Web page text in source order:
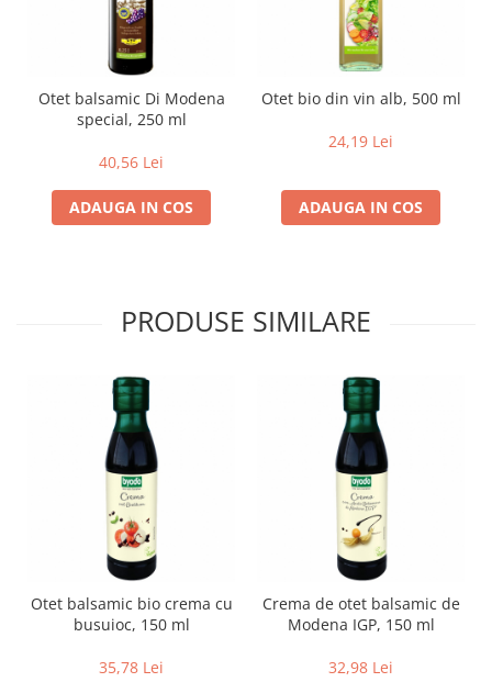
Crenvursti si pateu din carne bio
Pateu bio si creme vegetale
Produse din tomate
Sosuri bio din tomate
Sucuri si bauturi bio
Lapte bio si bauturi vegetale
Superalimente
Superalimente bio
Uleiuri, grasimi si otet
Ulei de masline bio
Uleiuri esentiale alimentare bio
Uleiuri Oxyguard
Otet balsamic Di Modena
special, 250 ml
40,56 Lei
ADAUGA IN COS
Otet bio din vin alb, 500 ml
24,19 Lei
ADAUGA IN COS
PRODUSE SIMILARE
Otet balsamic bio crema cu
busuioc, 150 ml
35,78 Lei
Crema de otet balsamic de
Modena IGP, 150 ml
32,98 Lei